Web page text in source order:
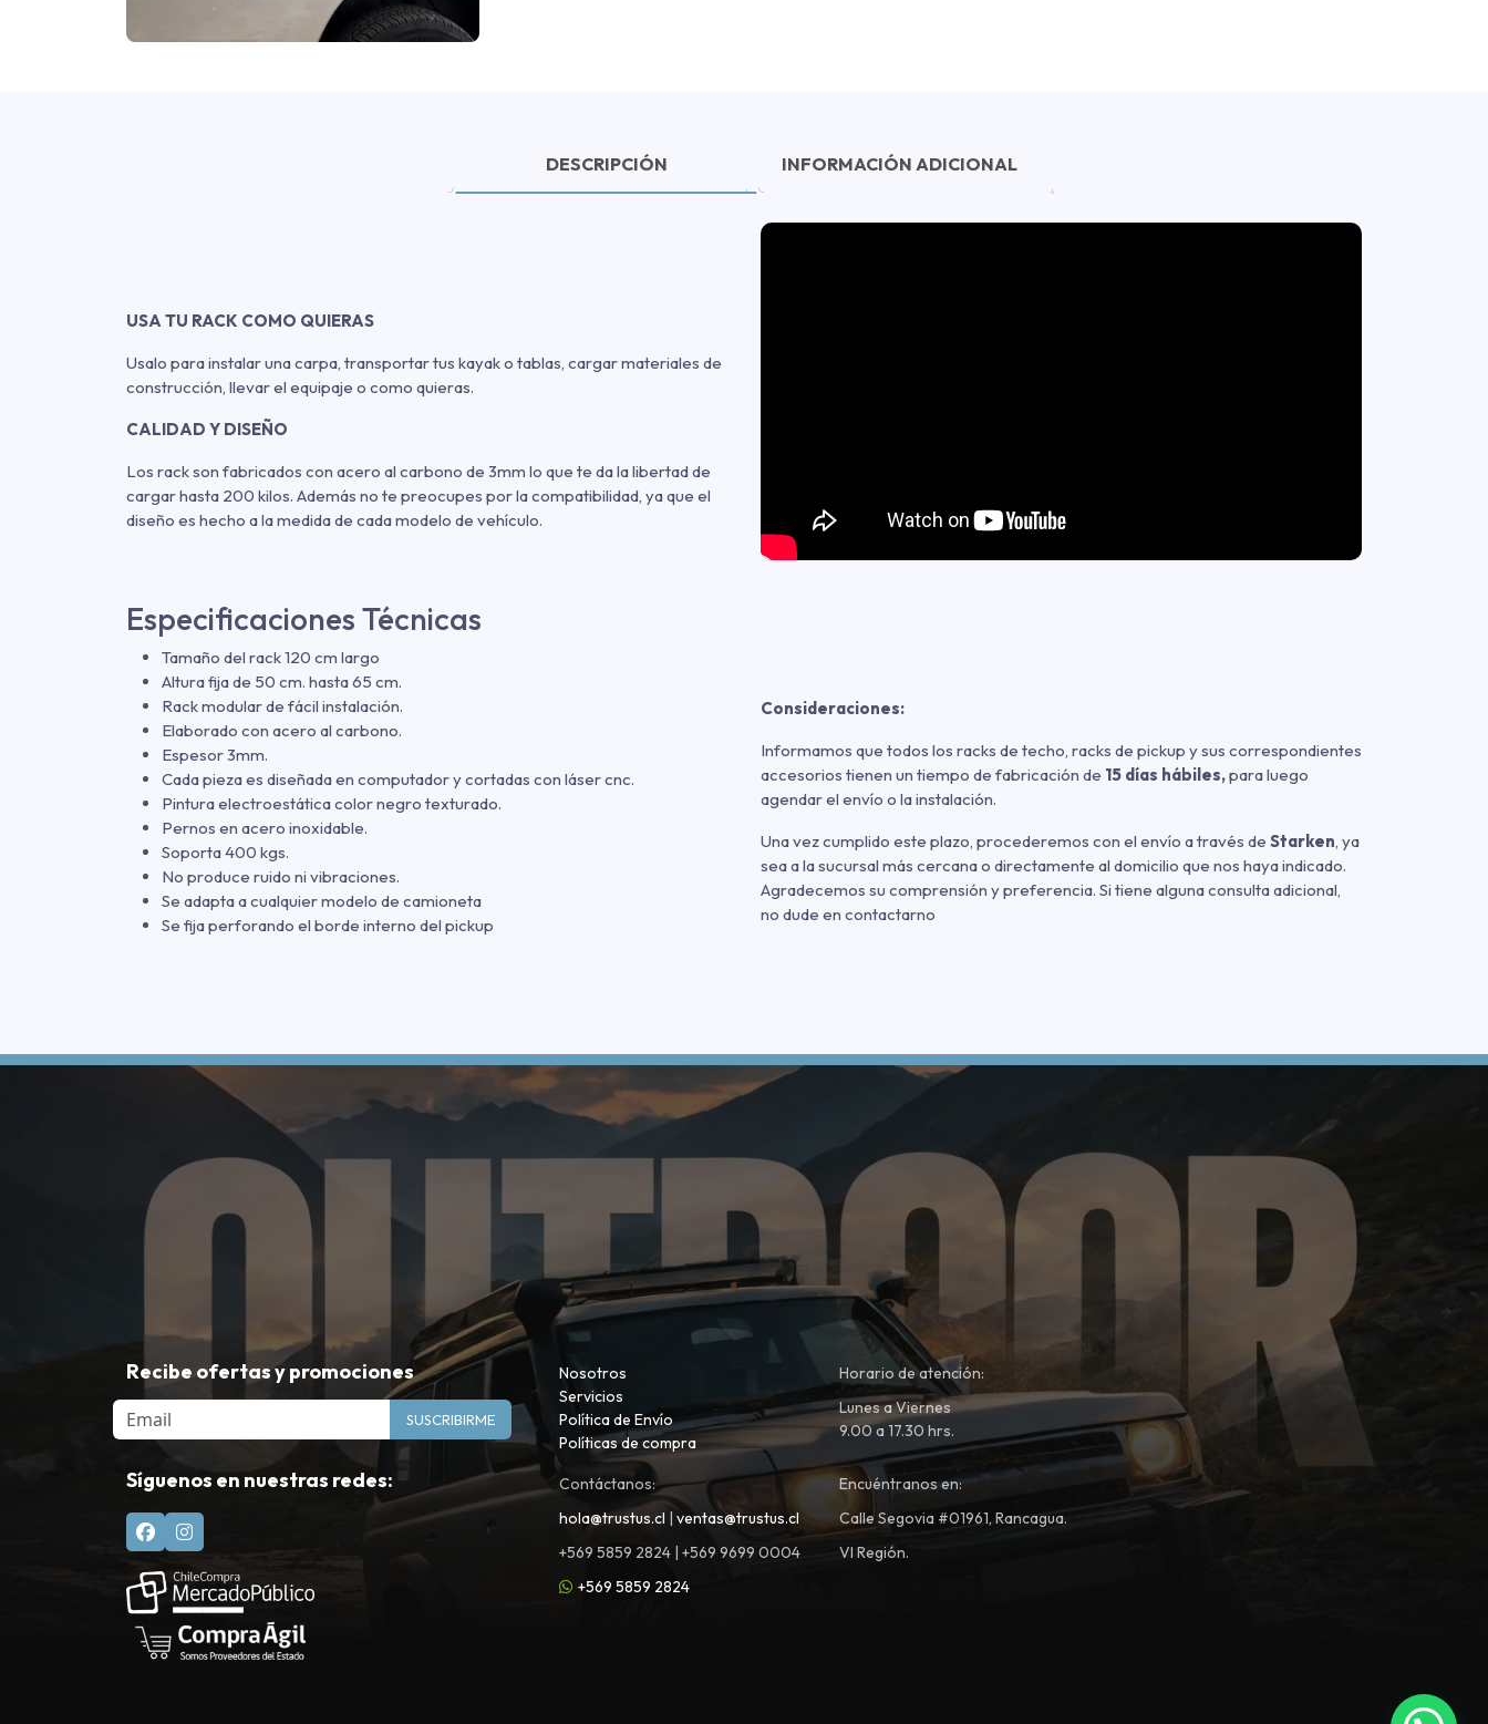
DESCRIPCIÓN INFORMACIÓN ADICIONAL
USA TU RACK COMO QUIERAS
Usalo para instalar una carpa, transportar tus kayak o tablas, cargar materiales de
construcción, llevar el equipaje o como quieras.
CALIDAD Y DISEÑO
Los rack son fabricados con acero al carbono de 3mm lo que te da la libertad de
cargar hasta 200 kilos. Además no te preocupes por la compatibilidad, ya que el
diseño es hecho a la medida de cada modelo de vehículo.
Especificaciones Técnicas
Tamaño del rack 120 cm largo
Altura fija de 50 cm. hasta 65 cm.
Rack modular de fácil instalación.
Elaborado con acero al carbono.
Espesor 3mm.
Cada pieza es diseñada en computador y cortadas con láser cnc.
Pintura electroestática color negro texturado.
Pernos en acero inoxidable.
Soporta 400 kgs.
No produce ruido ni vibraciones.
Se adapta a cualquier modelo de camioneta
Se fija perforando el borde interno del pickup
Consideraciones:
Informamos que todos los racks de techo, racks de pickup y sus correspondientes
accesorios tienen un tiempo de fabricación de 15 días hábiles,para luego
agendar el envío o la instalación.
Una vez cumplido este plazo, procederemos con el envío a través de Starken , ya
sea a la sucursal más cercana o directamente al domicilio que nos haya indicado.
Agradecemos su comprensión y preferencia. Si tiene alguna consulta adicional,
no dude en contactarno
Recibe ofertas y promociones
Email SUSCRIBIRME
Síguenos en nuestras redes:
Nosotros
Servicios
Política de Envío
Políticas de compra
Horario de atención:
Lunes a Viernes
9.00 a 17.30 hrs.
Contáctanos:
hola@trustus.cl
ventas@trustus.cl
+569 5859 2824 | +569 9699 0004
+569 5859 2824
Encuéntranos en:
Calle Segovia #01961, Rancagua.
VI Región.